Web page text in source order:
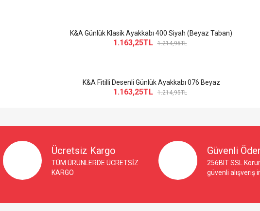
K&A Günlük Klasik Ayakkabı 400 Siyah (Beyaz Taban)
1.163,25TL 1.214,95TL
K&A Fitilli Desenli Günlük Ayakkabı 076 Beyaz
1.163,25TL 1.214,95TL
Ücretsiz Kargo
TÜM ÜRÜNLERDE ÜCRETSİZ
KARGO
Güvenli
256BIT SSL
güvenli alışveriş